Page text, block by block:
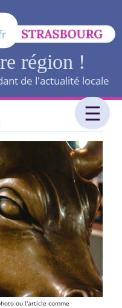
région !
de l'actualité locale
ou l'article comme